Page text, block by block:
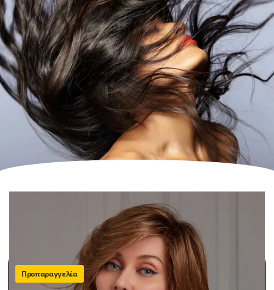
Προκαθορισμένη ταξινόμηση
Προπαραγγελία